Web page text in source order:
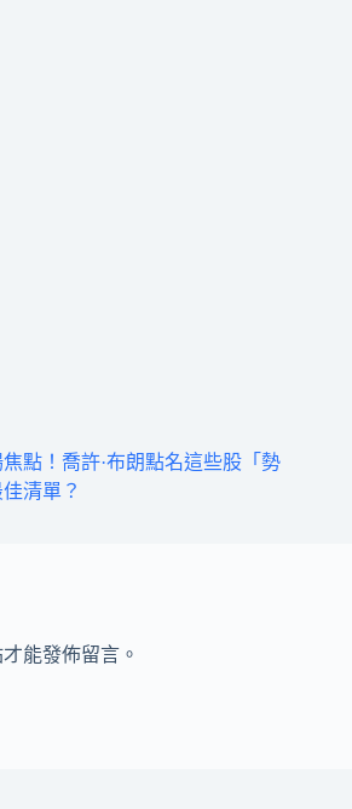
點！喬許·布朗點名這些股「勢
清單？
能發佈留言。